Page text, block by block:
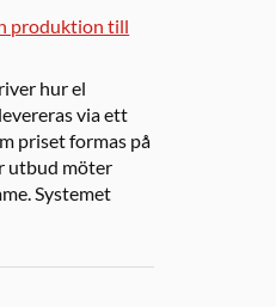
produktion till
hur el
via ett
priset formas på
utbud möter
Systemet